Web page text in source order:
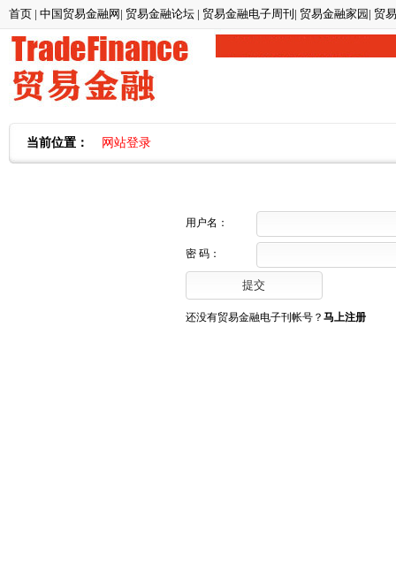
首页 | 中国贸易金融网 | 贸易金融论坛 | 贸易金融电子周刊 | 贸易金融家园 | 贸
当前位置： 网站登录
用户名：
密 码：
还没有贸易金融电子刊帐号？ 马上注册